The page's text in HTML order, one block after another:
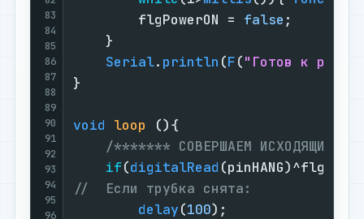
83
84
85
86
87
88
89
90
91
92
93
94
95
96
        flgPowerON =
false
Serial. println (F("Готов к
void loop ()
/******* СОВЕРШАЕМ ИСХОДЯЩИЙ
if(digitalRead
//  Если трубка снята:
delay(100